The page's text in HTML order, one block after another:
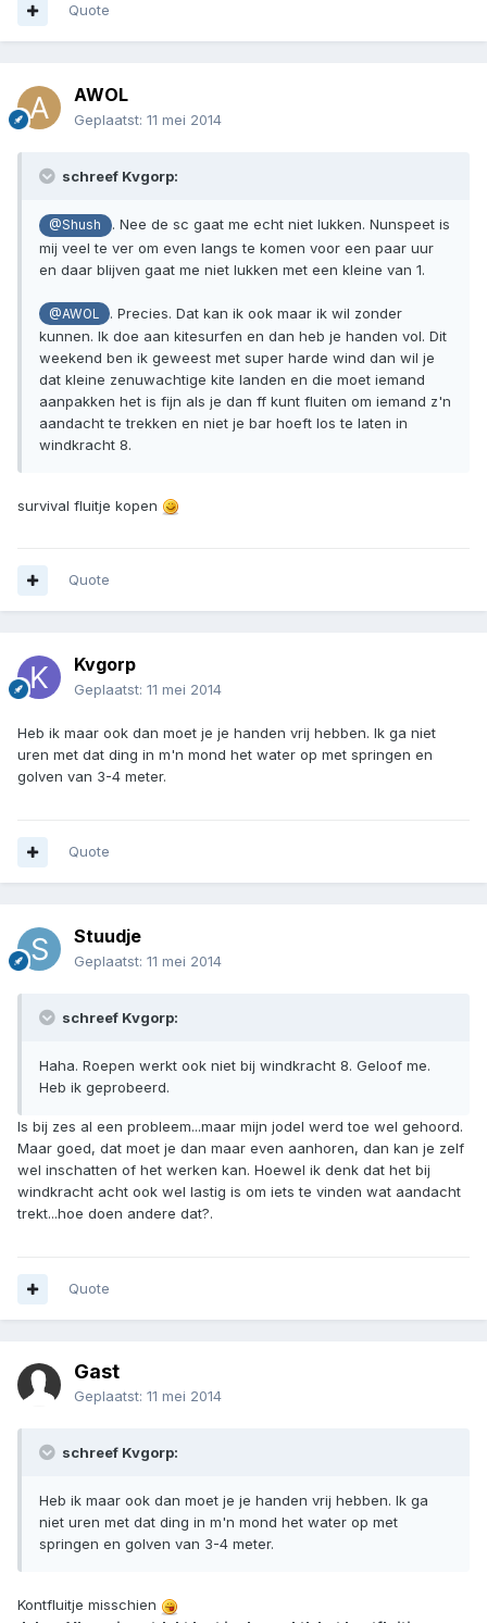
Quote
AWOL
Geplaatst: 11 mei 2014
schreef Kvgorp:
@Shush
. Nee de sc gaat me echt niet lukken. Nunspeet is
mij veel te ver om even langs te komen voor een paar uur
en daar blijven gaat me niet lukken met een kleine van 1.
@AWOL
. Precies. Dat kan ik ook maar ik wil zonder
kunnen. Ik doe aan kitesurfen en dan heb je handen vol. Dit
weekend ben ik geweest met super harde wind dan wil je
dat kleine zenuwachtige kite landen en die moet iemand
aanpakken het is fijn als je dan ff kunt fluiten om iemand z'n
aandacht te trekken en niet je bar hoeft los te laten in
windkracht 8.
survival fluitje kopen
Quote
Kvgorp
Geplaatst: 11 mei 2014
Heb ik maar ook dan moet je je handen vrij hebben. Ik ga niet
uren met dat ding in m'n mond het water op met springen en
golven van 3-4 meter.
Quote
Stuudje
Geplaatst: 11 mei 2014
schreef Kvgorp:
Haha. Roepen werkt ook niet bij windkracht 8. Geloof me.
Heb ik geprobeerd.
Is bij zes al een probleem...maar mijn jodel werd toe wel gehoord.
Maar goed, dat moet je dan maar even aanhoren, dan kan je zelf
wel inschatten of het werken kan. Hoewel ik denk dat het bij
windkracht acht ook wel lastig is om iets te vinden wat aandacht
trekt...hoe doen andere dat?.
Quote
Gast
Geplaatst: 11 mei 2014
schreef Kvgorp:
Heb ik maar ook dan moet je je handen vrij hebben. Ik ga
niet uren met dat ding in m'n mond het water op met
springen en golven van 3-4 meter.
Kontfluitje misschien